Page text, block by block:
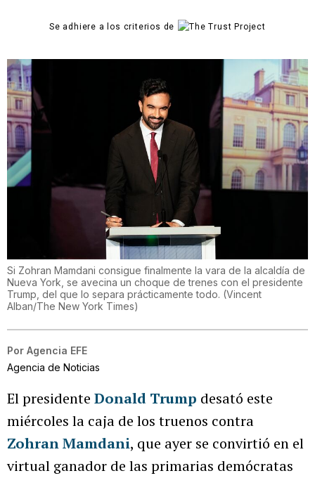
Se adhiere a los criterios de
Si Zohran Mamdani consigue finalmente la vara de la alcaldía de
Nueva York, se avecina un choque de trenes con el presidente
Trump, del que lo separa prácticamente todo. (Vincent
Alban/The New York Times)
Por Agencia EFE
Agencia de Noticias
El presidente Donald Trump desató este
miércoles la caja de los truenos contra
Zohran Mamdani, que ayer se convirtió en el
virtual ganador de las primarias demócratas